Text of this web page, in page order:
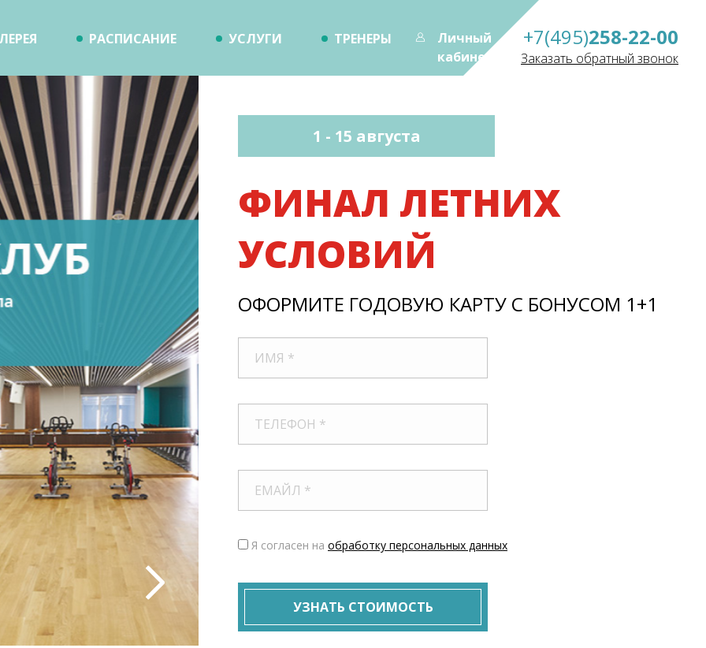
РАСПИСАНИЕ УСЛУГИ ТРЕНЕРЫ
Личный
кабинет
+7(495)258-22-00
Заказать обратный звонок
1 - 15 августа
ФИНАЛ ЛЕТНИХ
УСЛОВИЙ
ОФОРМИТЕ ГОДОВУЮ КАРТУ С БОНУСОМ 1+1
Я согласен на обработку персональных данных
УЗНАТЬ СТОИМОСТЬ